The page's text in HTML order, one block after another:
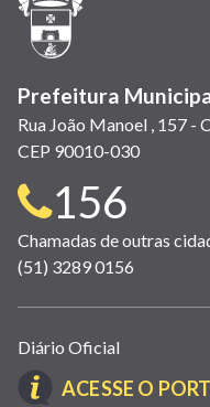
Prefeitura
Rua João Manoel , 157 -
CEP 90010-030
Telefone
para
contato:
156
Chamadas de outras
(51) 3289 0156
Links
úteis
(abrem
Diário Oficial
ACESSE O